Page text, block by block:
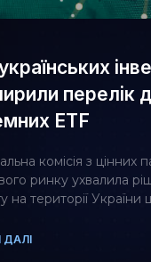
перелік
ETF
комісія з цінних
ринку ухвалила
на території України
ДАЛІ